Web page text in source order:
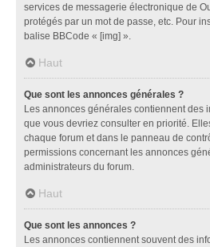
services de messagerie électronique de
protégés par un mot de passe, etc. Pour
balise BBCode « [img] ».
Haut
Que sont les annonces générales ?
Les annonces générales contiennent des
que vous devriez consulter en priorité.
chaque forum et dans le panneau de
permissions concernant les annonces
administrateurs du forum.
Haut
Que sont les annonces ?
Les annonces contiennent souvent des